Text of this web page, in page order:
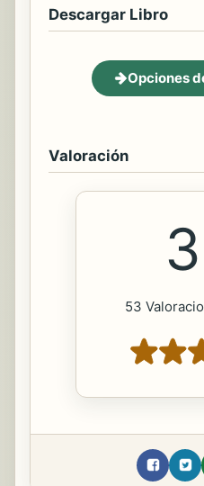
Descargar Libro
Opciones
Valoración
53